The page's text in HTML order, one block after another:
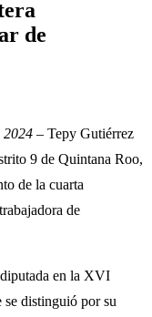
de
2024 – Tepy Gutiérrez
9 de Quintana Roo,
de la cuarta
de
en la XVI
se distinguió por su